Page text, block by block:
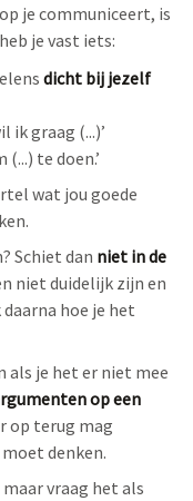
je communiceert, is
je vast iets:
dicht bij jezelf
ik graag (...)’
te doen.’
wat jou goede
Schiet dan niet in de
niet duidelijk zijn en
hoe je het
als je het er niet mee
op een
op terug mag
denken.
vraag het als